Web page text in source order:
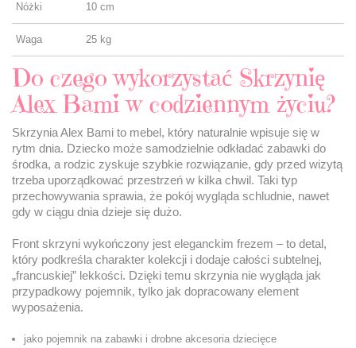
Nóżki 10 cm
Waga 25 kg
Do czego wykorzystać Skrzynię
Alex Bami w codziennym życiu?
Skrzynia Alex Bami to mebel, który naturalnie wpisuje się w
rytm dnia. Dziecko może samodzielnie odkładać zabawki do
środka, a rodzic zyskuje szybkie rozwiązanie, gdy przed wizytą
trzeba uporządkować przestrzeń w kilka chwil. Taki typ
przechowywania sprawia, że pokój wygląda schludnie, nawet
gdy w ciągu dnia dzieje się dużo.
Front skrzyni wykończony jest eleganckim frezem – to detal,
który podkreśla charakter kolekcji i dodaje całości subtelnej,
„francuskiej” lekkości. Dzięki temu skrzynia nie wygląda jak
przypadkowy pojemnik, tylko jak dopracowany element
wyposażenia.
jako pojemnik na zabawki i drobne akcesoria dziecięce